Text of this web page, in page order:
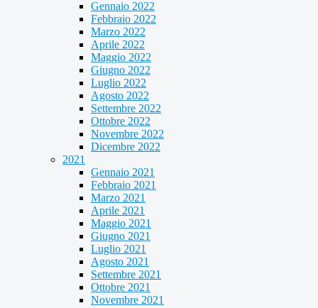
Gennaio 2022
Febbraio 2022
Marzo 2022
Aprile 2022
Maggio 2022
Giugno 2022
Luglio 2022
Agosto 2022
Settembre 2022
Ottobre 2022
Novembre 2022
Dicembre 2022
2021
Gennaio 2021
Febbraio 2021
Marzo 2021
Aprile 2021
Maggio 2021
Giugno 2021
Luglio 2021
Agosto 2021
Settembre 2021
Ottobre 2021
Novembre 2021